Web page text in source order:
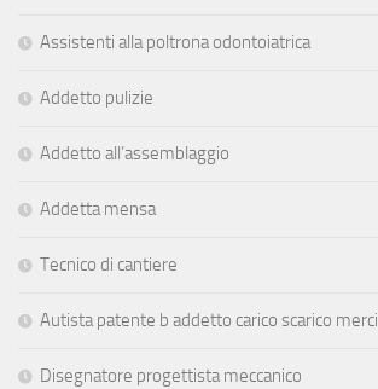
Assistenti alla poltrona odontoiatrica
Addetto pulizie
Addetto all’assemblaggio
Addetta mensa
Tecnico di cantiere
Autista patente b addetto carico scarico merci
Disegnatore progettista meccanico